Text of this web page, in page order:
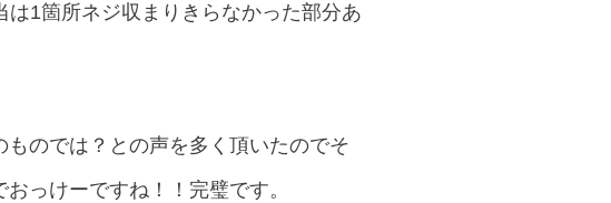
1箇所ネジ収まりきらなかった部分あ
のでは？との声を多く頂いたのでそ
っけーですね！！完璧です。